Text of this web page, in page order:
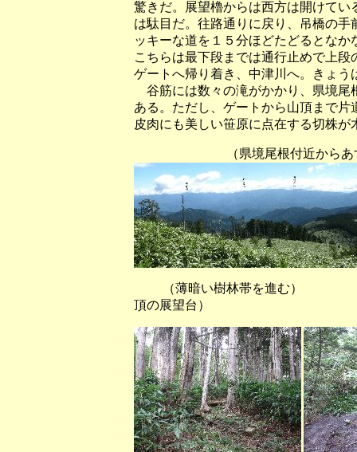
驚きだ。展望櫓からは西方は開けて
は駄目だ。往路通りに戻り、吊橋の
ッキーな道を１５分ほどたどるとな
こちらは最下段までは通行止めで上
ゲートへ帰り着き、中津川へ。きょ
谷筋には数々の滝がかかり、県境尾
ある。ただし、ゲートから山頂まで
皮肉にも美しい笹原に点在する切株
（県境尾根付近からあす訪れ
（薄暗い樹林帯を進む）
頂の展望台）